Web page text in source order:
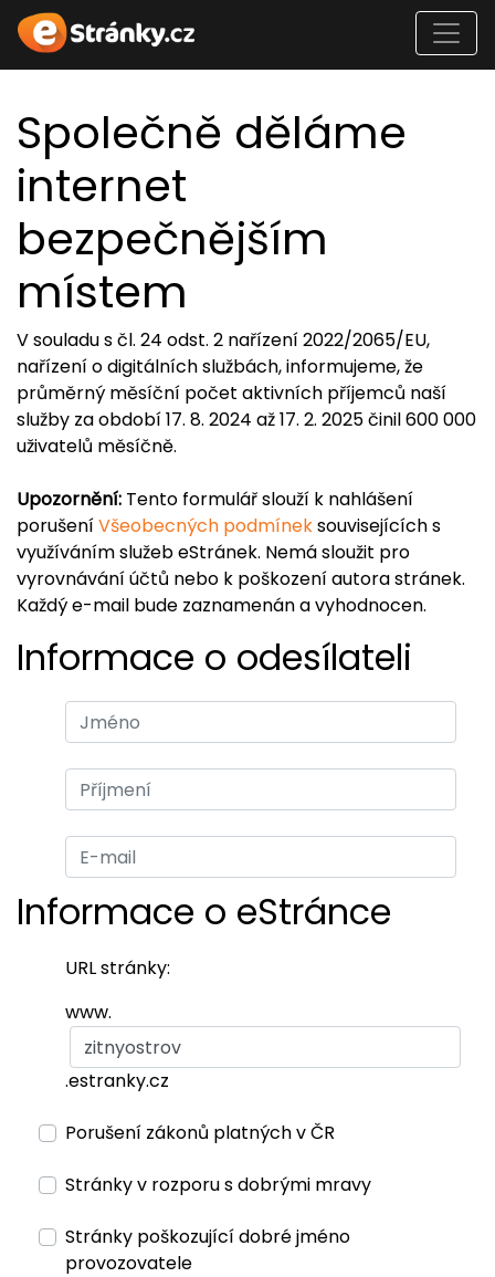
Společně děláme
internet
bezpečnějším
místem
V souladu s čl. 24 odst. 2 nařízení 2022/2065/EU,
nařízení o digitálních službách, informujeme, že
průměrný měsíční počet aktivních příjemců naší
služby za období 17. 8. 2024 až 17. 2. 2025 činil 600 000
uživatelů měsíčně.
Upozornění: Tento formulář slouží k nahlášení
porušeníVšeobecných podmíneksouvisejících s
využíváním služeb eStránek. Nemá sloužit pro
vyrovnávání účtů nebo k poškození autora stránek.
Každý e-mail bude zaznamenán a vyhodnocen.
Informace o odesílateli
Informace o eStránce
URL stránky:
www.
.estranky.cz
Porušení zákonů platných v ČR
Stránky v rozporu s dobrými mravy
Stránky poškozující dobré jméno
provozovatele